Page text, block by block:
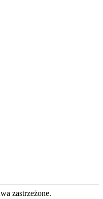
zastrzeżone.